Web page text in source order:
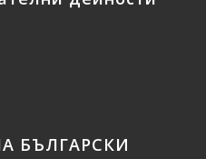
БЪЛГАРСКИ